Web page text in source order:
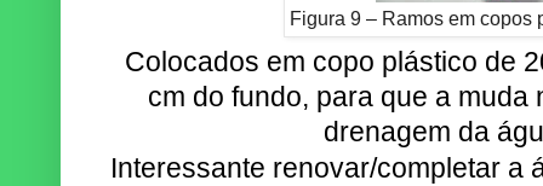
Figura 9 – Ramos em copos
Colocados em copo plástico de
cm do fundo, para que a muda
drenagem da
Interessante renovar/completar a